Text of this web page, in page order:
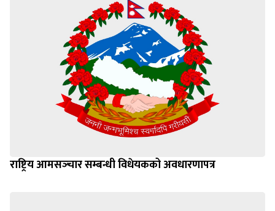
राष्ट्रिय आमसञ्‍चार सम्बन्धी विधेयकको अवधारणापत्र